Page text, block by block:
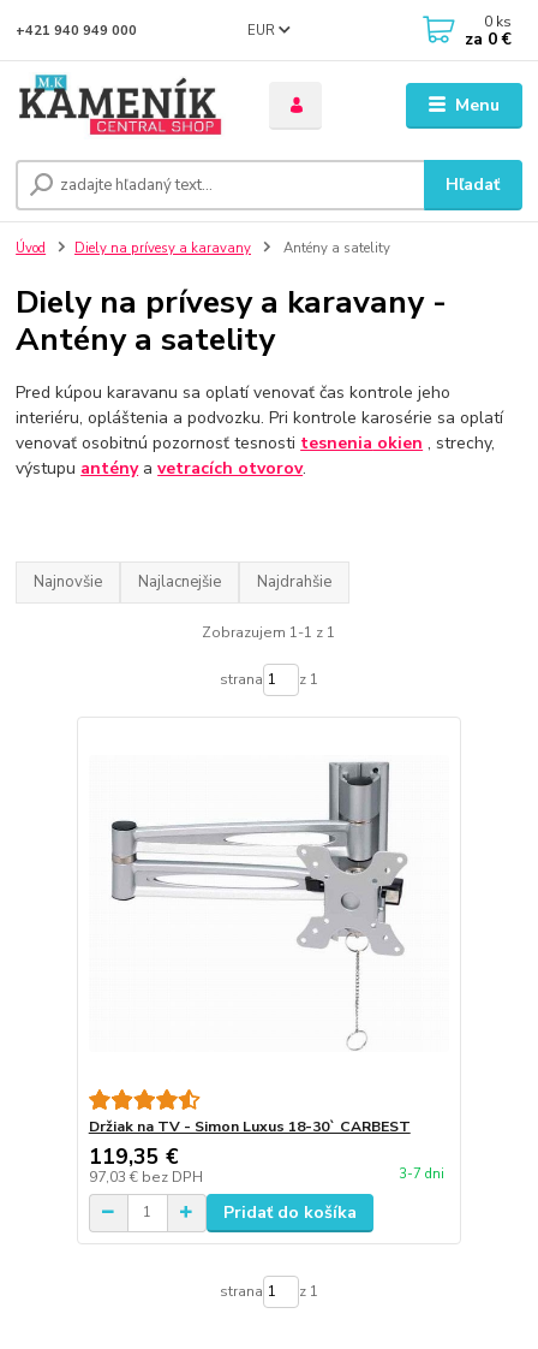
Menu
EUR
Hľadať
+421 940 949 000 0 ks
za 0 €
Úvod Diely na prívesy a karavany Antény a satelity
Diely na prívesy a karavany -
Antény a satelity
Pred kúpou karavanu sa oplatí venovať čas kontrole jeho
interiéru, opláštenia a podvozku. Pri kontrole karosérie sa oplatí
venovať osobitnú pozornosť tesnosti tesnenia okien , strechy,
výstupu antényavetracích otvorov.
Najnovšie Najlacnejšie Najdrahšie
Zobrazujem 1-1 z 1
strana z 1
Držiak na TV - Simon Luxus 18-30` CARBEST
119,35 €
97,03 € bez DPH 3-7 dni
Pridať do košíka
strana z 1